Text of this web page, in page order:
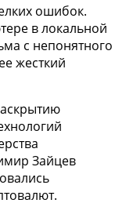
ошибок.
в локальной
с непонятного
жесткий
Зайцев